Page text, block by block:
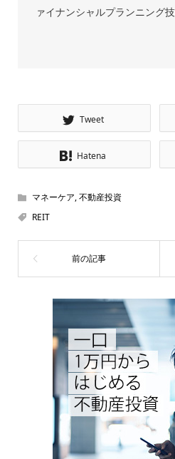
ァイナンシャルプランニング
Tweet
Hatena
マネーケア,不動産投資
REIT